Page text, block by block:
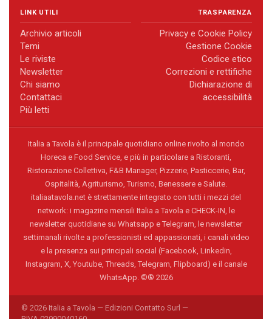
LINK UTILI
Archivio articoli
Temi
Le riviste
Newsletter
Chi siamo
Contattaci
Più letti
TRASPARENZA
Privacy e Cookie Policy
Gestione Cookie
Codice etico
Correzioni e rettifiche
Dichiarazione di
accessibilità
Italia a Tavola è il principale quotidiano online rivolto al mondo
Horeca e Food Service, e più in particolare a Ristoranti,
Ristorazione Collettiva, F&B Manager, Pizzerie, Pasticcerie, Bar,
Ospitalità, Agriturismo, Turismo, Benessere e Salute.
italiaatavola.net è strettamente integrato con tutti i mezzi del
network: i magazine mensili Italia a Tavola e CHECK-IN, le
newsletter quotidiane su Whatsapp e Telegram, le newsletter
settimanali rivolte a professionisti ed appassionati, i canali video
e la presenza sui principali social (Facebook, Linkedin,
Instagram, X, Youtube, Threads, Telegram, Flipboard) e il canale
WhatsApp. ©® 2026
© 2026 Italia a Tavola — Edizioni Contatto Surl —